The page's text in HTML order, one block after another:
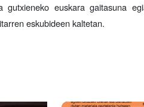
gutxieneko euskara gaitasuna
eskubideen kaltetan.